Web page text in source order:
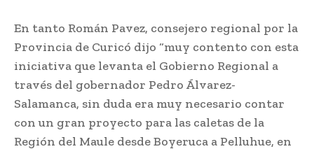
En tanto Román Pavez, consejero regional por la
Provincia de Curicó dijo “muy contento con esta
iniciativa que levanta el Gobierno Regional a
través del gobernador Pedro Álvarez-
Salamanca, sin duda era muy necesario contar
con un gran proyecto para las caletas de la
Región del Maule desde Boyeruca a Pelluhue, en